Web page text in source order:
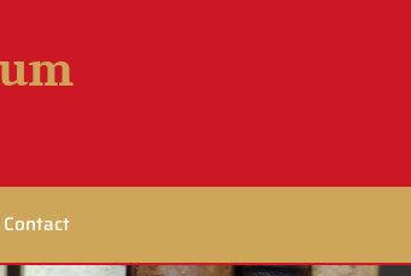
Contact